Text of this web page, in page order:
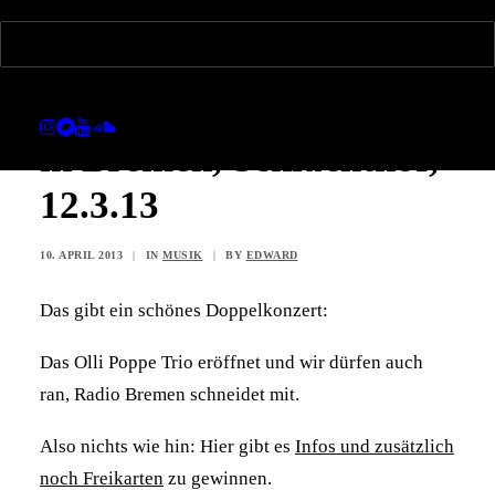
Edward Maclean’s
Adoque´: Radio Konzert
in Bremen, Schlachthof,
12.3.13
10. APRIL 2013 | IN MUSIK | BY EDWARD
Das gibt ein schönes Doppelkonzert:
Das Olli Poppe Trio eröffnet und wir dürfen auch
ran, Radio Bremen schneidet mit.
Also nichts wie hin: Hier gibt es Infos und zusätzlich
noch Freikarten zu gewinnen.